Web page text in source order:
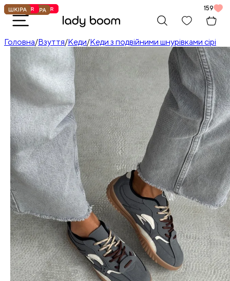
Головна/Взуття/Кеди/Кеди з подвійними шнурівками сірі
159